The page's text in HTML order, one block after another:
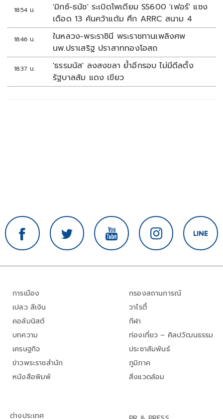
18:54 น.
'มิกซ์-ธนัช' ระเบิดโพเดียม SS600 'เฟอร์' แซง
เดือด 13 คันคว้าแต้ม ศึก ARRC สนาม 4
18:46 น.
ในหลวง-พระราชินี พระราชทานเพลิงศพ
นพ.ปราเสริฐ ปราสาททองโอสถ
18:37 น.
'ธรรมนัส' ลงสงขลา ย้ำอีกรอบ ไม่มีดีลตั้ง
รัฐบาลส้ม แดง เขียว
การเมือง
เปลว สีเงิน
คอลัมนิสต์
บทความ
เศรษฐกิจ
ข่าวพระราชสำนัก
หนังสือพิมพ์
กรองสถานการณ์
วาไรตี้
กีฬา
ท่องเที่ยว – ศิลปวัฒนธรรม
ประชาสัมพันธ์
ภูมิภาค
สิ่งแวดล้อม
ต่างประเทศ